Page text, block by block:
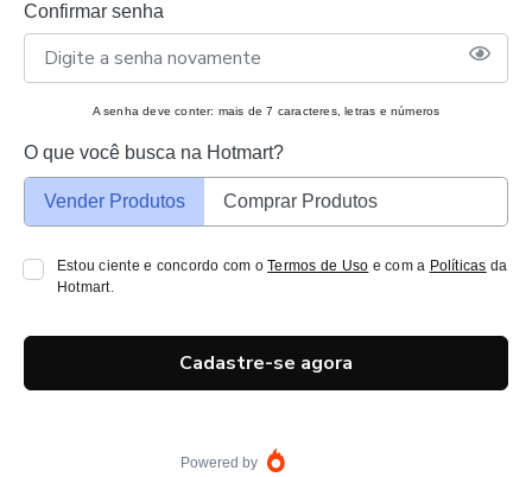
Confirmar senha
A senha deve conter: mais de 7 caracteres, letras e números
O que você busca na Hotmart?
Vender Produtos Comprar Produtos
Estou ciente e concordo com oTermos de Uso e com a Políticas da
Hotmart.
Cadastre-se agora
Powered by